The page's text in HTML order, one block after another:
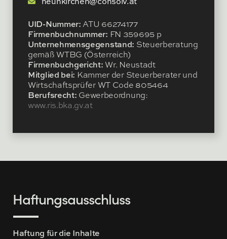
UID-Nummer:ATU 66274177
Firmenbuchnummer: FN 359695 p
Unternehmensgegenstand: Steuerberatung
gemäß WTBG (Österreich)
Firmenbuchgericht: Wr. Neustadt
Mitglied bei: Kammer der Steuerberater und
Wirtschaftsprüfer WT Code 805464
Berufsrecht: Gewerbeordnung:
www.ris.bka.gv.at
Haftungsausschluss
Haftung für die Inhalte